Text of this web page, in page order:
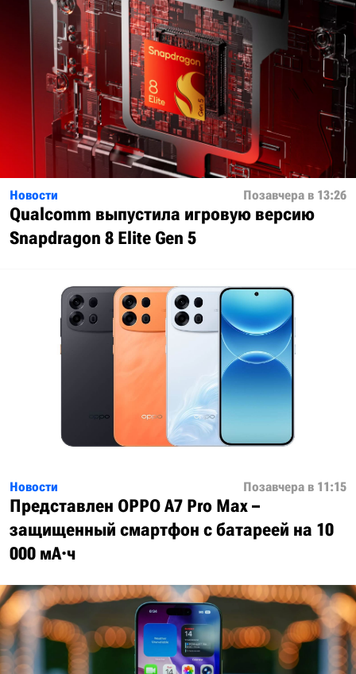
Новости Позавчера в 13:26
Qualcomm выпустила игровую версию
Snapdragon 8 Elite Gen 5
Новости Позавчера в 11:15
Представлен OPPO A7 Pro Max –
защищенный смартфон с батареей на 10
000 мА·ч